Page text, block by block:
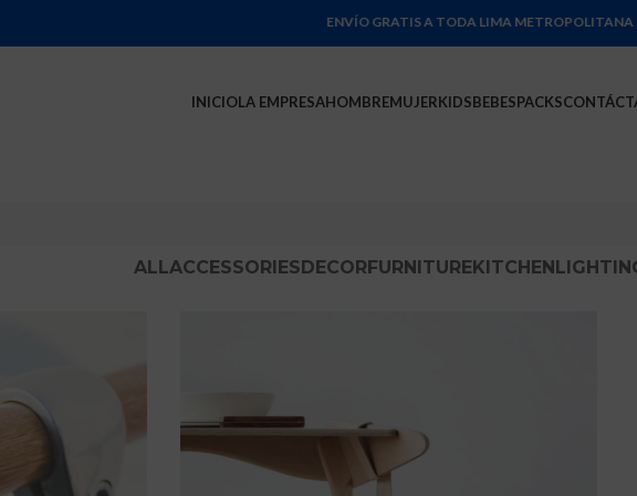
ENVÍO GRATIS A TODA LIMA METROPOLITANA POR
INICIOLA EMPRESAHOMBREMUJERKIDSBEBESPACKS
ALLACCESSORIESDECORFURNITUREKITCHEN